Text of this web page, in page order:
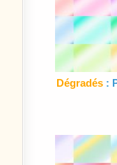
Dégradés :